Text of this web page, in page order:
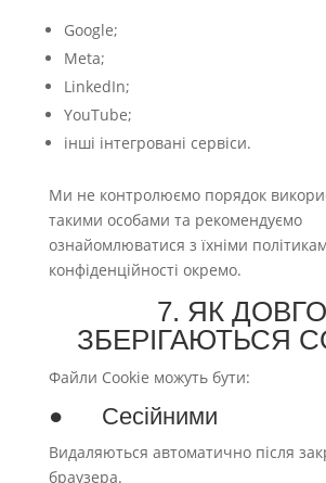
Google;
Meta;
LinkedIn;
YouTube;
інші інтегровані сервіси.
Ми не контролюємо порядок
такими особами та рекомендуємо
ознайомлюватися з їхніми
конфіденційності окремо.
7. ЯК ДОВГО
ЗБЕРІГАЮТЬСЯ
Файли Cookie можуть бути:
● Сесійними
Видаляються автоматично після
браузера.